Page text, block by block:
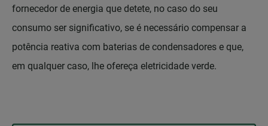
fornecedor de energia que detete, no caso do seu
consumo ser significativo, se é necessário compensar a
potência reativa com baterias de condensadores e que,
em qualquer caso, lhe ofereça eletricidade verde.